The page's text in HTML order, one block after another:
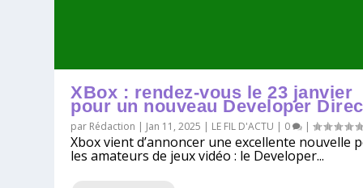
XBox : rendez-vous le 23 janvier
pour un nouveau Developer
par Rédaction | Jan 11, 2025 | LE FIL D'ACTU | 0 |
Xbox vient d’annoncer une excellente nouvelle
les amateurs de jeux vidéo : le Developer...